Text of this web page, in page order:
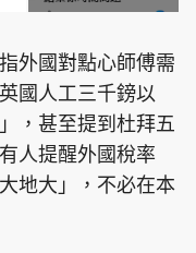
外國對點心師傅需
國人工三千鎊以
，甚至提到杜拜五
人提醒外國稅率
地大」，不必在本